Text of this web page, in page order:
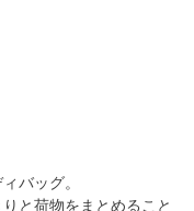
バッグ。
と荷物をまとめること